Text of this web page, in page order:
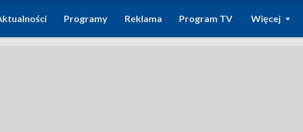
Programy Reklama Program TV Więcej